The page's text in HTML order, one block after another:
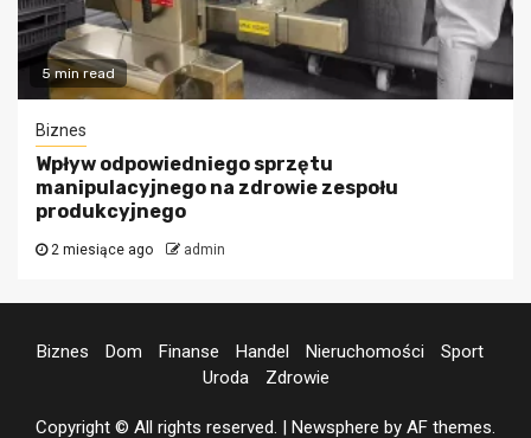
5 min read
Biznes
Wpływ odpowiedniego sprzętu
manipulacyjnego na zdrowie zespołu
produkcyjnego
2 miesiące ago admin
Biznes Dom Finanse Handel Nieruchomości
Sport
Uroda
Zdrowie
Copyright © All rights reserved. Newsphere by AF themes.